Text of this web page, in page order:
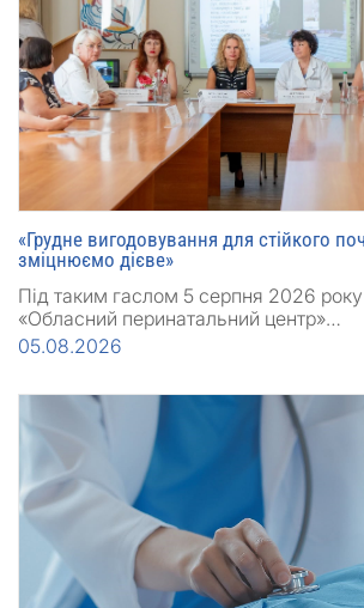
«Грудне вигодовування для стійкого
зміцнюємо дієве»
Під таким гаслом 5 серпня 2026
«Обласний перинатальний центр»…
05.08.2026